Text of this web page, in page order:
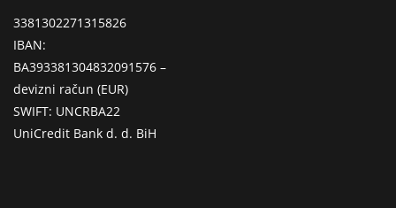
3381302271315826
IBAN:
BA393381304832091576 –
devizni račun (EUR)
SWIFT: UNCRBA22
UniCredit Bank d. d. BiH